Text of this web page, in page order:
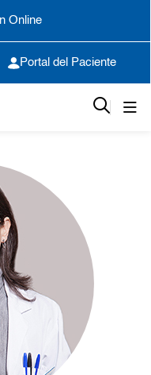
Online
Portal del Paciente